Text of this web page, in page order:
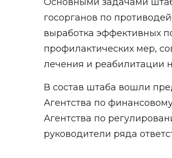
госорганов по
выработка эффективных
профилактических мер,
лечения и реабилитации
В состав штаба вошли
Агентства по
Агентства по
руководители ряда